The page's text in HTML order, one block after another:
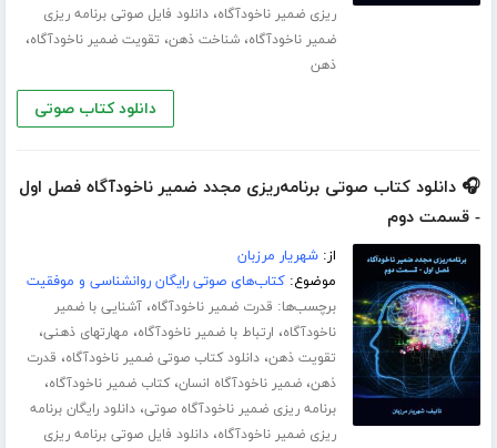
ریزی ضمیر ناخودآگاه،دانلود فایل صوتی برنامه ریزی
ضمیر ناخودآگاه،شناخت ذهن، تقویت ضمیر ناخودآگاه،
ذهن
دانلود کتاب صوتی
🎧 دانلود کتاب صوتی برنامه‌ریزی مجدد ضمیر ناخودآگاه فصل اول
- قسمت دوم
از:شهریار مرزبان
موضوع:کتاب‌های صوتی رایگان روانشناسی و موفقیت
برچسب‌ها: قدرت ضمیر ناخودآگاه،آشنایی با ضمیر
ناخودآگاه، ارتباط با ضمیر ناخودآگاه، مهارت­های ذهنی،
تقویت ذهن،دانلود کتاب صوتی ضمیر ناخودآگاه، قدرت
ذهن،ضمیر ناخودآگاه انسان،کتاب ضمیر ناخودآگاه،
برنامه ریزی ضمیر ناخودآگاه صوتی،دانلود رایگان برنامه
ریزی ضمیر ناخودآگاه،دانلود فایل صوتی برنامه ریزی